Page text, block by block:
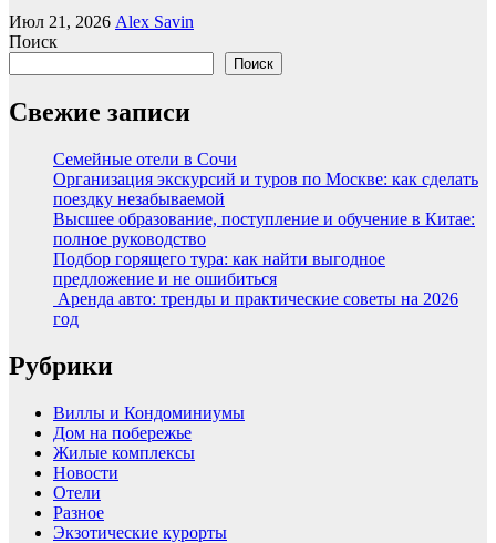
Июл 21, 2026 Alex Savin
Поиск
Поиск
Свежие записи
Семейные отели в Сочи
Организация экскурсий и туров по Москве: как сделать
поездку незабываемой
Высшее образование, поступление и обучение в Китае:
полное руководство
Подбор горящего тура: как найти выгодное
предложение и не ошибиться
Аренда авто: тренды и практические советы на 2026
год
Рубрики
Виллы и Кондоминиумы
Дом на побережье
Жилые комплексы
Новости
Отели
Разное
Экзотические курорты